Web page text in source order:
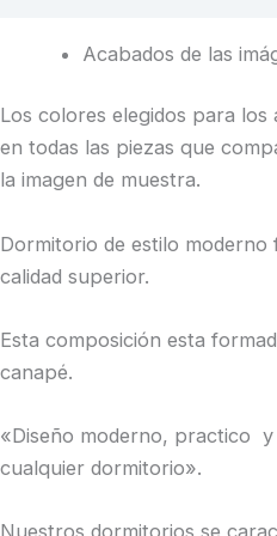
Acabados de las
Los colores elegidos para los
en todas las piezas que
la imagen de muestra.
Dormitorio de estilo moderno
calidad superior.
Esta composición esta
canapé.
«Diseño moderno, practico
cualquier dormitorio».